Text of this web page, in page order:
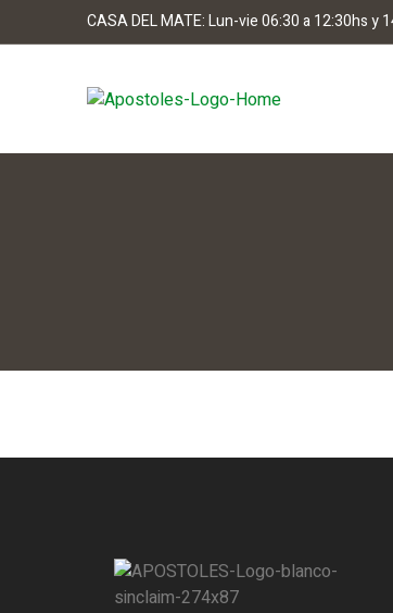
CASA DEL MATE: Lun-vie 06:30 a 12:30hs y